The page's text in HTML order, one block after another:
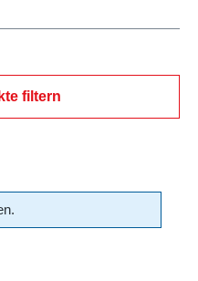
filtern